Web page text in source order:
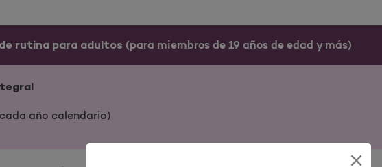
×
rutina para adultos (para miembros de 19 años de edad y más)
año calendario)